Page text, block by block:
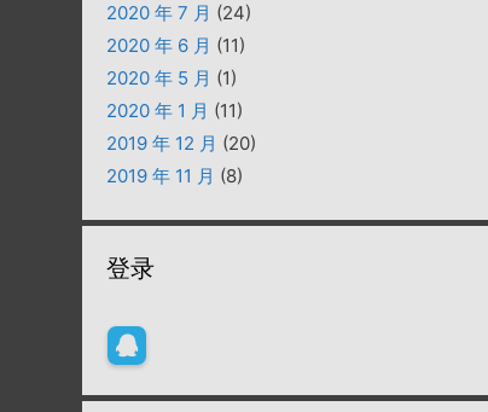
2020 年 7 月 (24)
2020 年 6 月 (11)
2020 年 5 月 (1)
2020 年 1 月 (11)
2019 年 12 月 (20)
2019 年 11 月 (8)
登录